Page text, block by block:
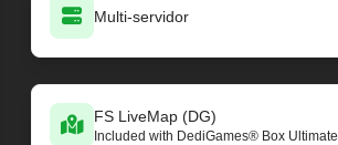
Multi-servidor
FS LiveMap (DG)
Included with DediGames® Box Ultimate